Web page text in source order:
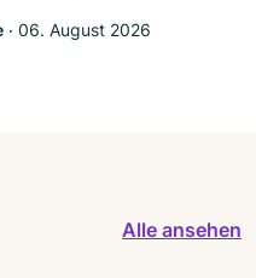
‧ 06. August 2026
Alle ansehen